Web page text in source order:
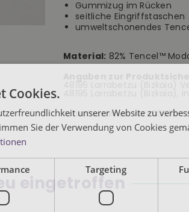
Gummizug im Rücken
seitliche Eingriffstaschen
umweltschonendes
Material: 82% Tencel™
48195 Larrabetzu (Bizkaia)
Artikelnummer:WTR00571-
Cookies.
unserer Website zu
Sie der Verwendung von Cookies
Targeting